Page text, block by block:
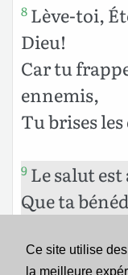
Ce site utilise
la meilleure
8 Lève-toi,
Dieu!
Car tu
ennemis,
Tu brises
9 Le salut
Que ta